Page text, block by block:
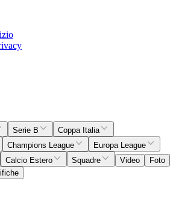
Serie B
Coppa Italia
Champions League
Europa League
Calcio Estero Squadre Video
Foto